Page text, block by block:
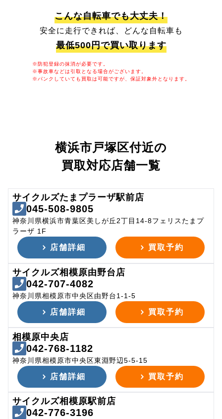
こんな自転車でも大丈夫！
安全に走行できれば、どんな自転車も
最低500円で買い取ります
※防犯登録の抹消が必要です。
※事故車などは引取となる場合がございます。
※パンクしていても買取は可能ですが、保証対象外となります。
横浜市戸塚区付近の
買取対応店舗一覧
サイクルズたまプラーザ駅前店
045-508-9805
神奈川県横浜市青葉区美しが丘2丁目14-8フェリスたまプ
ラーザ 1F
店舗詳細 買取予約
サイクルズ相模原由野台店
042-707-4082
神奈川県相模原市中央区由野台1-1-5
店舗詳細 買取予約
相模原中央店
042-768-1182
神奈川県相模原市中央区東淵野辺5-5-15
店舗詳細 買取予約
サイクルズ相模原駅前店
042-776-3196